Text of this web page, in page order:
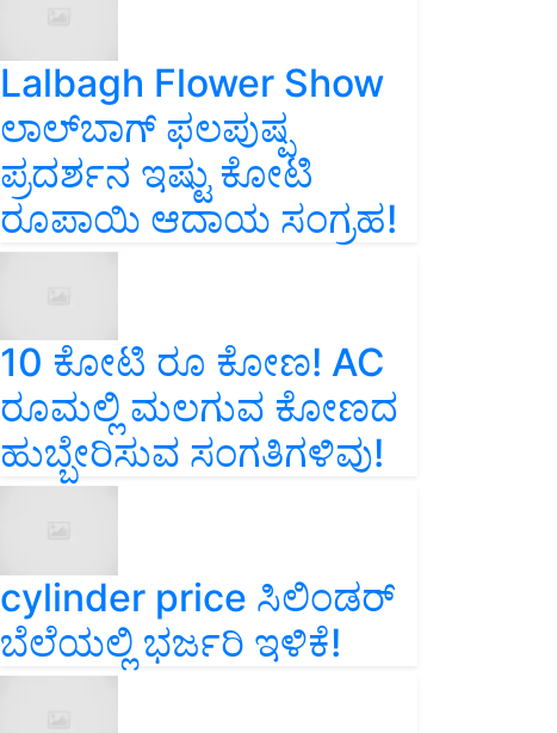
Lalbagh Flower Show
ಲಾಲ್‌ಬಾಗ್ ಫಲಪುಷ್ಪ
ಪ್ರದರ್ಶನ ಇಷ್ಟು ಕೋಟಿ
ರೂಪಾಯಿ ಆದಾಯ ಸಂಗ್ರಹ!
10 ಕೋಟಿ ರೂ ಕೋಣ! AC
ರೂಮಲ್ಲಿ ಮಲಗುವ ಕೋಣದ
ಹುಬ್ಬೇರಿಸುವ ಸಂಗತಿಗಳಿವು!
cylinder price ಸಿಲಿಂಡರ್‌
ಬೆಲೆಯಲ್ಲಿ ಭರ್ಜರಿ ಇಳಿಕೆ!